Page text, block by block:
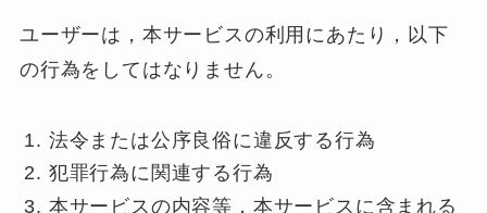
ユーザーは，本サービスの利用にあたり，以下
の行為をしてはなりません。
法令または公序良俗に違反する行為
犯罪行為に関連する行為
本サービスの内容等，本サービスに含まれる